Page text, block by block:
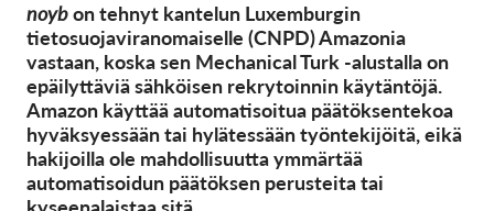
Usein kysyttyä
Rekry
Edustajakanne
OnionShare
Media
noybon tehnyt kantelun Luxemburgin
tietosuojaviranomaiselle (CNPD) Amazonia
vastaan, koska sen Mechanical Turk -alustalla on
epäilyttäviä sähköisen rekrytoinnin käytäntöjä.
Amazon käyttää automatisoitua päätöksentekoa
hyväksyessään tai hylätessään työntekijöitä, eikä
hakijoilla ole mahdollisuutta ymmärtää
automatisoidun päätöksen perusteita tai